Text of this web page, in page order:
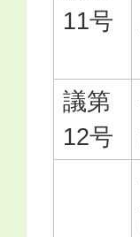
11号
議第
12号